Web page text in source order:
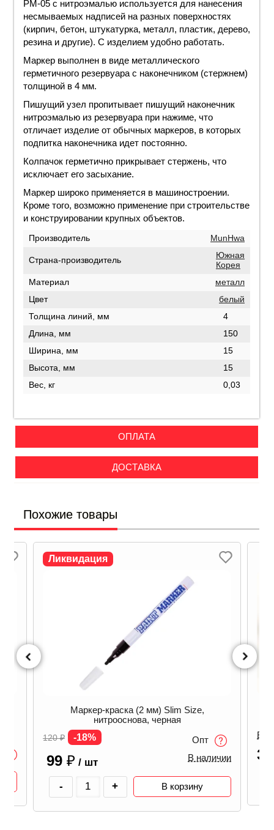
РМ-05 с нитроэмалью используется для нанесения
несмываемых надписей на разных поверхностях
(кирпич, бетон, штукатурка, металл, пластик, дерево,
резина и другие). С изделием удобно работать.
Маркер выполнен в виде металлического
герметичного резервуара с наконечником (стержнем)
толщиной в 4 мм.
Пишущий узел пропитывает пишущий наконечник
нитроэмалью из резервуара при нажиме, что
отличает изделие от обычных маркеров, в которых
подпитка наконечника идет постоянно.
Колпачок герметично прикрывает стержень, что
исключает его засыхание.
Маркер широко применяется в машиностроении.
Кроме того, возможно применение при строительстве
и конструировании крупных объектов.
Производитель MunHwa
Страна-производитель
Южная
Корея
Материал
металл
Цвет
белый
Толщина линий, мм
4
Длина, мм
150
Ширина, мм
15
Высота, мм
15
Вес, кг
0,03
ОПЛАТА
ДОСТАВКА
Похожие товары
Ликвидация
Маркер-краска (2 мм) Slim Size,
нитрооснова, черная
120₽ -18%
99 ₽ / шт
Опт
В наличии
- + В корзину
В